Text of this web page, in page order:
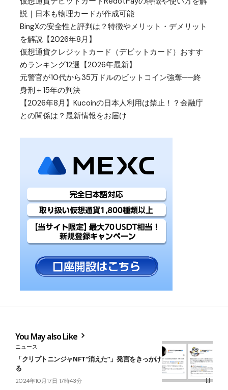
説｜日本も物理カードが作成可能
BingXの安全性と評判は？特徴やメリット・デメリット
を解説【2026年8月】
仮想通貨クレジットカード（デビットカード）おすす
めランキング12選【2026年最新】
元警官が10代から35万ドルのビットコイン強奪──終
身刑＋15年の判決
【2026年8月】Kucoinの日本人利用は禁止！？金融庁
との関係は？最新情報をお届け
You May also Like
ニュース
「クリプトニンジャNFT“消えた”」発言をきっかけに議論が巻き起こ
る
2024年10月17日 17時43分